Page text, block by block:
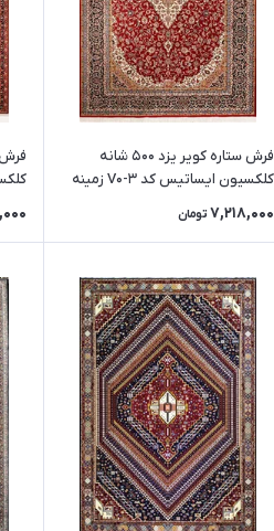
فرش ستاره کویر یزد 500 شانه
کلکسیون ایساتیس کد V0-3 زمینه
7,218,000 تومان